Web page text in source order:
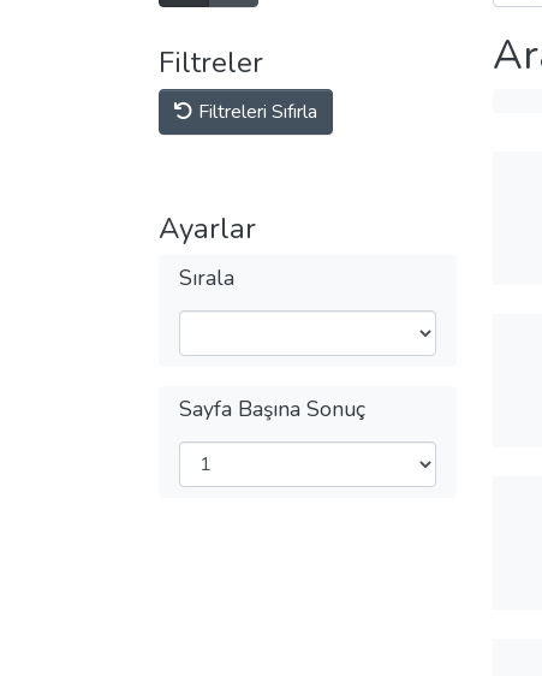
Filtreler
Filtreleri Sıfırla
Ayarlar
Sırala
Sayfa Başına Sonuç